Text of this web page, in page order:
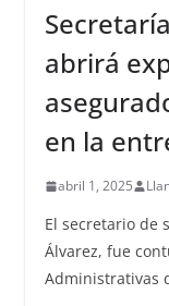
abrirá
en la
abril 1, 2025
El secretario de
Álvarez, fue
Administrativas